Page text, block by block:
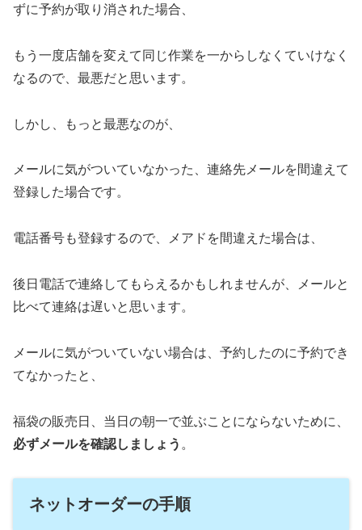
ずに予約が取り消された場合、
もう一度店舗を変えて同じ作業を一からしなくていけなく
なるので、最悪だと思います。
しかし、もっと最悪なのが、
メールに気がついていなかった、連絡先メールを間違えて
登録した場合です。
電話番号も登録するので、メアドを間違えた場合は、
後日電話で連絡してもらえるかもしれませんが、メールと
比べて連絡は遅いと思います。
メールに気がついていない場合は、予約したのに予約でき
てなかったと、
福袋の販売日、当日の朝一で並ぶことにならないために、
必ずメールを確認しましょう 。
ネットオーダーの手順